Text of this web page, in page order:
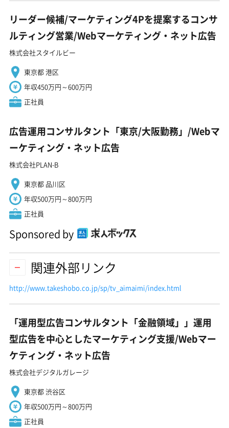
リーダー候補/マーケティング4Pを提案するコンサ
ルティング営業/Webマーケティング・ネット広告
株式会社スタイルビー
東京都 港区
年収450万円～600万円
正社員
広告運用コンサルタント「東京/大阪勤務」/Webマ
ーケティング・ネット広告
株式会社PLAN-B
東京都 品川区
年収500万円～800万円
正社員
Sponsored by
関連外部リンク
http://www.takeshobo.co.jp/sp/tv_aimaimi/index.html
「運用型広告コンサルタント「金融領域」」運用
型広告を中心としたマーケティング支援/Webマー
ケティング・ネット広告
株式会社デジタルガレージ
東京都 渋谷区
年収500万円～800万円
正社員